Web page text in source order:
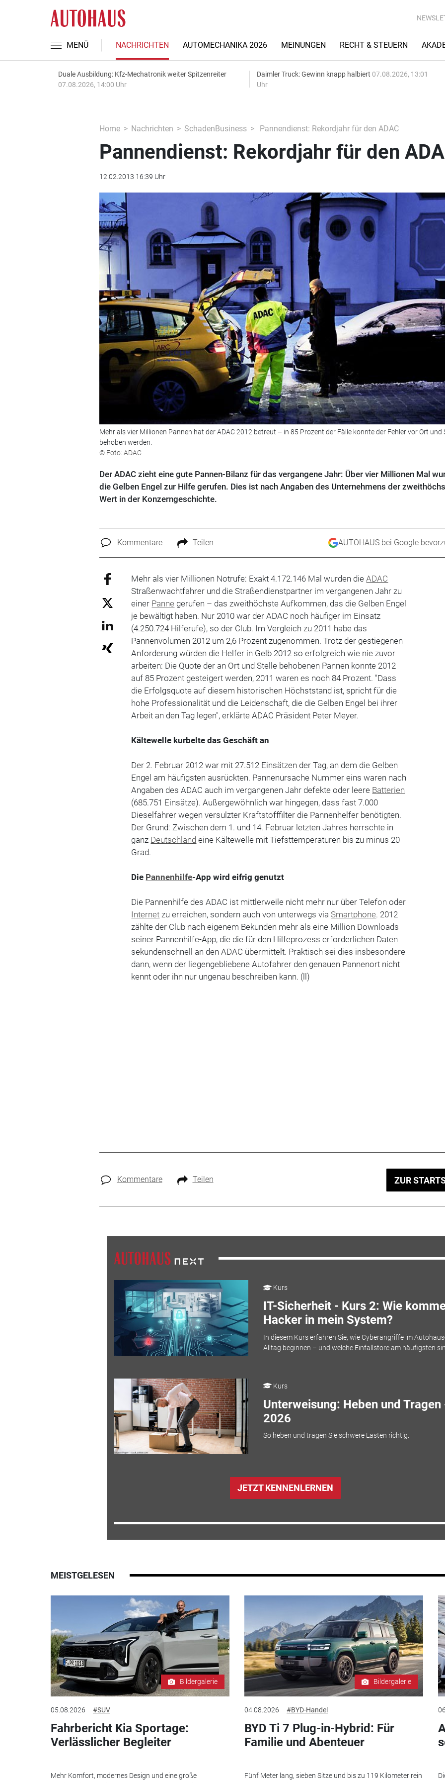
MENÜ NACHRICHTEN AUTOMECHANIKA 2026 MEINUNGEN RECHT & STEUERN
Duale Ausbildung: Kfz-Mechatronik weiter Spitzenreiter
07.08.2026, 14:00 Uhr
Daimler Truck: Gewinn knapp halbiert 07.08.2026, 13:01
Uhr
Home Nachrichten SchadenBusiness Pannendienst: Rekordjahr für den ADAC
Pannendienst: Rekordjahr für den
12.02.2013 16:39 Uhr
Mehr als vier Millionen Pannen hat der ADAC 2012 betreut – in 85 Prozent der Fälle konnte der Fehler vor Ort und
behoben werden.
© Foto: ADAC
Der ADAC zieht eine gute Pannen-Bilanz für das vergangene Jahr: Über vier Millionen Mal
die Gelben Engel zur Hilfe gerufen. Dies ist nach Angaben des Unternehmens der
Wert in der Konzerngeschichte.
Kommentare Teilen AUTOHAUS bei Google
Mehr als vier Millionen Notrufe: Exakt 4.172.146 Mal wurden dieADAC
Straßenwachtfahrer und die Straßendienstpartner im vergangenen Jahr zu
einer Panne gerufen – das zweithöchste Aufkommen, das die Gelben Engel
je bewältigt haben. Nur 2010 war der ADAC noch häufiger im Einsatz
(4.250.724 Hilferufe), so der Club. Im Vergleich zu 2011 habe das
Pannenvolumen 2012 um 2,6 Prozent zugenommen. Trotz der gestiegenen
Anforderung würden die Helfer in Gelb 2012 so erfolgreich wie nie zuvor
arbeiten: Die Quote der an Ort und Stelle behobenen Pannen konnte 2012
auf 85 Prozent gesteigert werden, 2011 waren es noch 84 Prozent. "Dass
die Erfolgsquote auf diesem historischen Höchststand ist, spricht für die
hohe Professionalität und die Leidenschaft, die die Gelben Engel bei ihrer
Arbeit an den Tag legen", erklärte ADAC Präsident Peter Meyer.
Kältewelle kurbelte das Geschäft an
Der 2. Februar 2012 war mit 27.512 Einsätzen der Tag, an dem die Gelben
Engel am häufigsten ausrückten. Pannenursache Nummer eins waren nach
Angaben des ADAC auch im vergangenen Jahr defekte oder leere Batterien
(685.751 Einsätze). Außergewöhnlich war hingegen, dass fast 7.000
Dieselfahrer wegen versulzter Kraftstofffilter die Pannenhelfer benötigten.
Der Grund: Zwischen dem 1. und 14. Februar letzten Jahres herrschte in
ganz Deutschland eine Kältewelle mit Tiefsttemperaturen bis zu minus 20
Grad.
Die Pannenhilfe-App wird eifrig genutzt
Die Pannenhilfe des ADAC ist mittlerweile nicht mehr nur über Telefon oder
Internet zu erreichen, sondern auch von unterwegs via Smartphone. 2012
zählte der Club nach eigenem Bekunden mehr als eine Million Downloads
seiner Pannenhilfe-App, die die für den Hilfeprozess erforderlichen Daten
sekundenschnell an den ADAC übermittelt. Praktisch sei dies insbesondere
dann, wenn der liegengebliebene Autofahrer den genauen Pannenort nicht
kennt oder ihn nur ungenau beschreiben kann. (ll)
Kommentare Teilen ZUR
Kurs
IT-Sicherheit - Kurs 2: Wie
Hacker in mein System?
In diesem Kurs erfahren Sie, wie Cyberangriffe im
Alltag beginnen – und welche Einfallstore am häufigsten
Kurs
Unterweisung: Heben und Tragen
2026
So heben und tragen Sie schwere Lasten richtig.
JETZT KENNENLERNEN
MEISTGELESEN
Bildergalerie
05.08.2026 #SUV
Fahrbericht Kia Sportage:
Verlässlicher Begleiter
Mehr Komfort, modernes Design und eine große
Bildergalerie
04.08.2026 #BYD-Handel
BYD Ti 7 Plug-in-Hybrid: Für
Familie und Abenteuer
Fünf Meter lang, sieben Sitze und bis zu 119 Kilometer rein